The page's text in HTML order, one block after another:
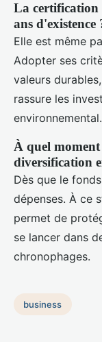
La certification
ans d'existence
Elle est même
Adopter ses
valeurs
rassure les
environnemental.
À quel
diversification
Dès que le
dépenses. À ce
permet de
se lancer dans
chronophages.
business